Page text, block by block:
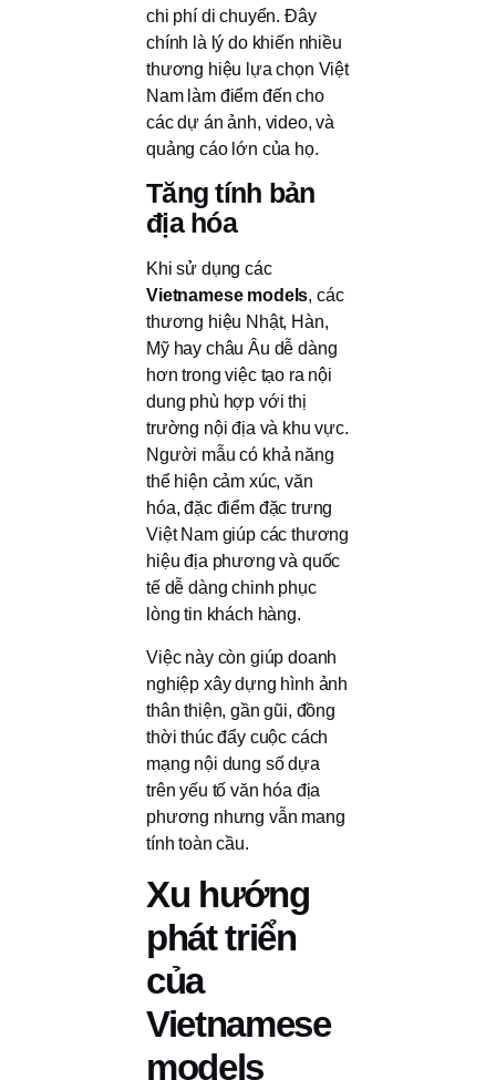
chi phí di chuyển. Đây
chính là lý do khiến nhiều
thương hiệu lựa chọn Việt
Nam làm điểm đến cho
các dự án ảnh, video, và
quảng cáo lớn của họ.
Tăng tính bản
địa hóa
Khi sử dụng các
Vietnamese models, các
thương hiệu Nhật, Hàn,
Mỹ hay châu Âu dễ dàng
hơn trong việc tạo ra nội
dung phù hợp với thị
trường nội địa và khu vực.
Người mẫu có khả năng
thể hiện cảm xúc, văn
hóa, đặc điểm đặc trưng
Việt Nam giúp các thương
hiệu địa phương và quốc
tế dễ dàng chinh phục
lòng tin khách hàng.
Việc này còn giúp doanh
nghiệp xây dựng hình ảnh
thân thiện, gần gũi, đồng
thời thúc đẩy cuộc cách
mạng nội dung số dựa
trên yếu tố văn hóa địa
phương nhưng vẫn mang
tính toàn cầu.
Xu hướng
phát triển
của
Vietnamese
models